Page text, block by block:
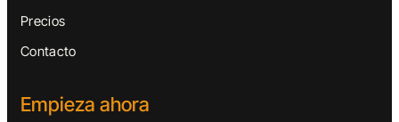
Precios
Contacto
Empieza ahora